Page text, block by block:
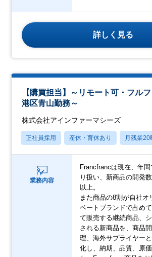
詳しく見る
【購買担当】～リモート可・フル
港区青山勤務～
株式会社アインファーマシーズ
正社員採用 産休・育休あり 月残業20
業務内容
Francfrancは現在、年
り扱い、新商品の開発
以上。
また商品の8割が自社オ
ベートブランドで占め
て販売する継続商品、
される新商品を、商品
理、海外サプライヤー
化し、納期、品質、原